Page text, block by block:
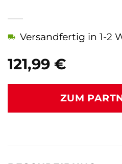
121,99 €
Versandfertig in 1-2
ZUM